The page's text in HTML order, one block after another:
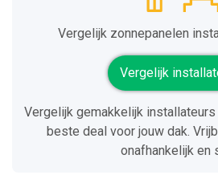
Vergelijk zonnepanelen
Vergelijk
Vergelijk gemakkelijk
beste deal voor jouw dak.
onafhankelijk en